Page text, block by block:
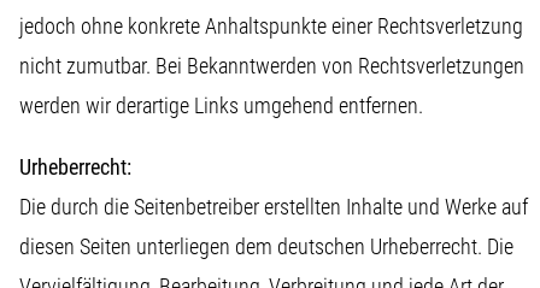
jedoch ohne konkrete Anhaltspunkte einer Rechtsverletzung
nicht zumutbar. Bei Bekanntwerden von Rechtsverletzungen
werden wir derartige Links umgehend entfernen.
Urheberrecht:
Die durch die Seitenbetreiber erstellten Inhalte und Werke auf
diesen Seiten unterliegen dem deutschen Urheberrecht. Die